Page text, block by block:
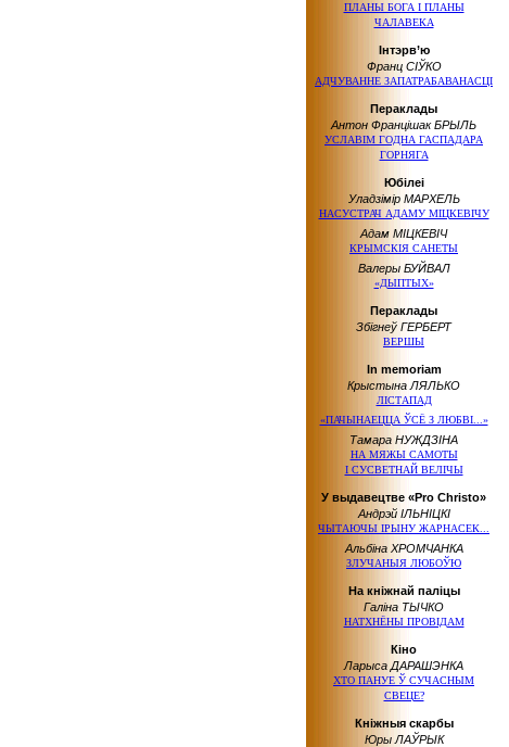
ПЛАНЫ БОГА І ПЛАНЫ
ЧАЛАВЕКА
Інтэрв’ю
Франц СІЎКО
АДЧУВАННЕ ЗАПАТРАБАВАНАСЦІ
Пераклады
Антон Францішак БРЫЛЬ
УСЛАВІМ ГОДНА ГАСПАДАРА
ГОРНЯГА
Юбілеі
Уладзімір МАРХЕЛЬ
НАСУСТРАЧ АДАМУ МІЦКЕВІЧУ
Адам МІЦКЕВІЧ
КРЫМСКІЯ САНЕТЫ
Валеры БУЙВАЛ
«ДЫПТЫХ»
Пераклады
Збігнеў ГЕРБЕРТ
ВЕРШЫ
In memoriam
Крыстына ЛЯЛЬКО
ЛІСТАПАД
«ПАЧЫНАЕЦЦА ЎСЁ З ЛЮБВІ...»
Тамара НУЖДЗІНА
НА МЯЖЫ САМОТЫ
І СУСВЕТНАЙ ВЕЛІЧЫ
У выдавецтве «Pro Christo»
Андрэй ІЛЬНІЦКІ
ЧЫТАЮЧЫ ІРЫНУ ЖАРНАСЕК...
Альбіна ХРОМЧАНКА
ЗЛУЧАНЫЯ ЛЮБОЎЮ
На кніжнай паліцы
Галіна ТЫЧКО
НАТХНЁНЫ ПРОВІДАМ
Кіно
Ларыса ДАРАШЭНКА
ХТО ПАНУЕ Ў СУЧАСНЫМ
СВЕЦЕ?
Кніжныя скарбы
Юры ЛАЎРЫК